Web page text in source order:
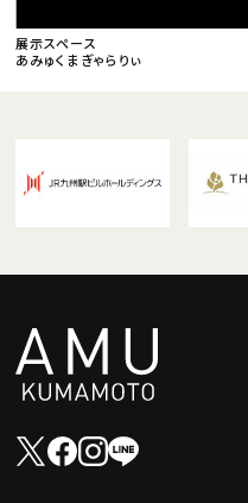
展示スペース
あみゅくまぎゃらりぃ